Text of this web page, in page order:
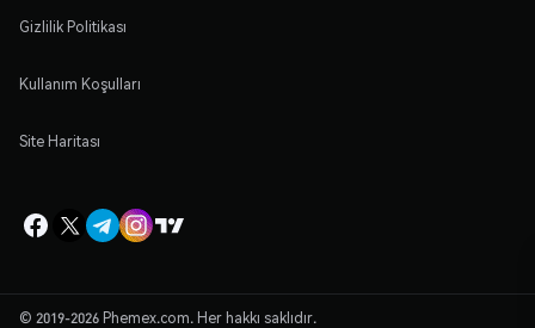
Gizlilik Politikası
Kullanım Koşulları
Site Haritası
© 2019-2026 Phemex.com. Her hakkı saklıdır.